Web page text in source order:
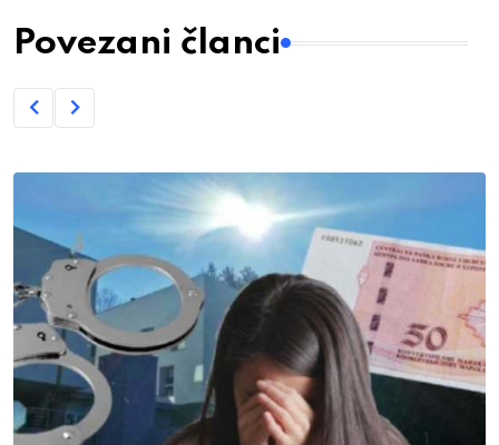
Povezani članci